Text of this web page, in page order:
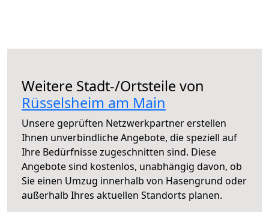
Weitere Stadt-/Ortsteile von
Rüsselsheim am Main
Unsere geprüften Netzwerkpartner erstellen
Ihnen unverbindliche Angebote, die speziell auf
Ihre Bedürfnisse zugeschnitten sind. Diese
Angebote sind kostenlos, unabhängig davon, ob
Sie einen Umzug innerhalb von Hasengrund oder
außerhalb Ihres aktuellen Standorts planen.